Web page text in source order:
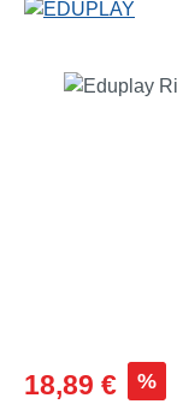
Verkaufspreis:
18,89 € %